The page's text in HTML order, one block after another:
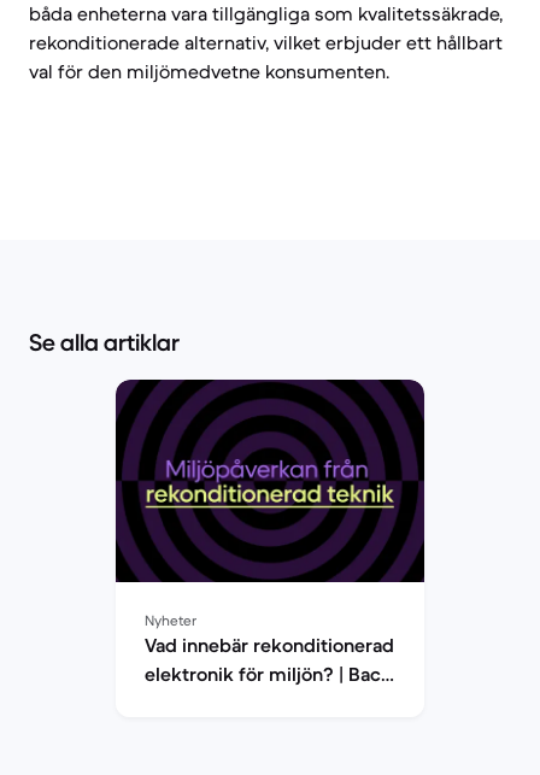
båda enheterna vara tillgängliga som kvalitetssäkrade,
rekonditionerade alternativ, vilket erbjuder ett hållbart
val för den miljömedvetne konsumenten.
Se alla artiklar
Nyheter
Vad innebär rekonditionerad
elektronik för miljön? | Back